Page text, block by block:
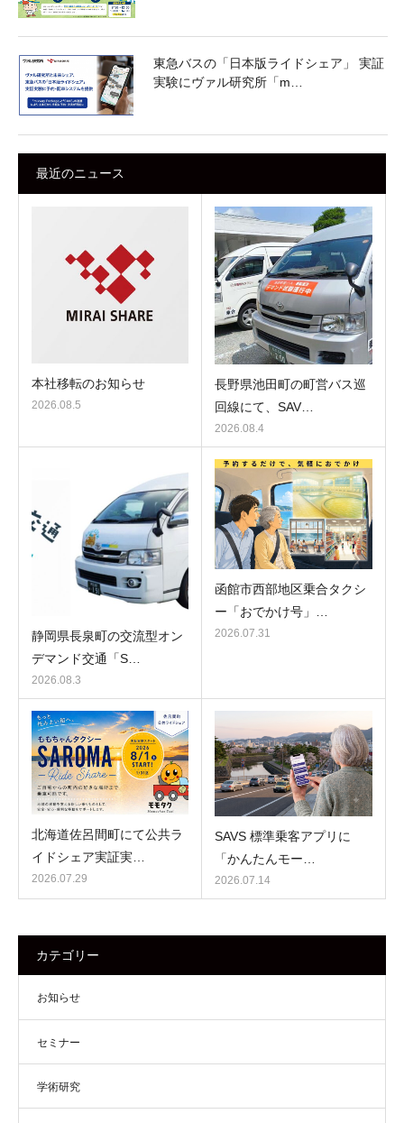
東急バスの「日本版ライドシェア」 実証
実験にヴァル研究所「m…
最近のニュース
本社移転のお知らせ
2026.08.5
長野県池田町の町営バス巡
回線にて、SAV…
2026.08.4
静岡県長泉町の交流型オン
デマンド交通「S…
2026.08.3
函館市西部地区乗合タクシ
ー「おでかけ号」…
2026.07.31
北海道佐呂間町にて公共ラ
イドシェア実証実…
2026.07.29
SAVS 標準乗客アプリに
「かんたんモー…
2026.07.14
カテゴリー
お知らせ
セミナー
学術研究